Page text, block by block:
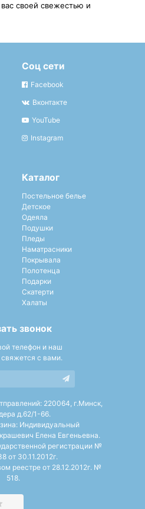
своей свежестью и
Соц сети
Facebook
Вконтакте
YouTube
Instagram
Каталог
Постельное белье
Детское
Одеяла
Подушки
Пледы
Наматрасники
Покрывала
Полотенца
Подарки
Скатерти
Халаты
звонок
телефон и наш
с вами.
220064, г.Минск,
д.62/1-66.
Индивидуальный
Елена Евгеньевна.
регистрации №
от 30.11.2012г.
реестре от 28.12.2012г. №
518.